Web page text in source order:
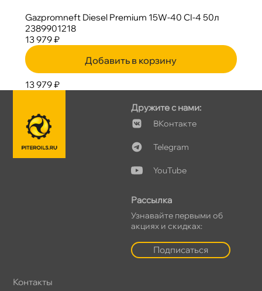
Gazpromneft Diesel Premium 15W-40 CI-4 50л
2389901218
13 979 ₽
Добавить в корзину
13 979 ₽
Дружите с нами:
Контакте
Telegram
YouTube
Рассылка
Узнавайте первыми о
акциях и скидках:
Подписаться
Контакты